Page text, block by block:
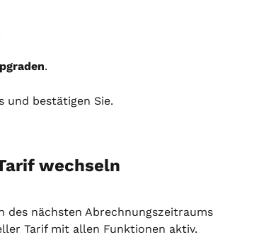
.
und bestätigen Sie.
wechseln
des nächsten Abrechnungszeitraums
Tarif mit allen Funktionen aktiv.